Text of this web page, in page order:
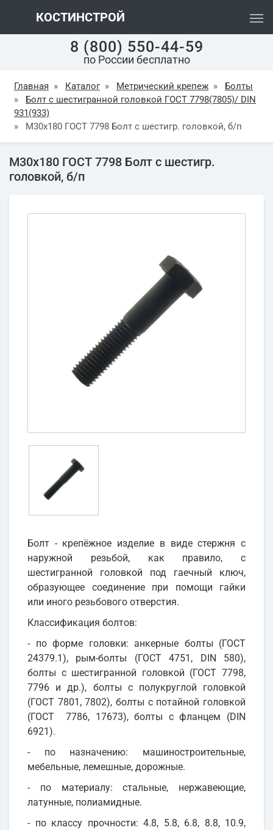
КОСТИНСТРОЙ
8 (800) 550-44-59
по России бесплатно
Главная » Каталог » Метрический крепеж »
Болты
»
Болт с шестигранной головкой ГОСТ 7798(7805)/ DIN
931(933)
»
М30х180 ГОСТ 7798 Болт с шестигр. головкой, б/п
М30х180 ГОСТ 7798 Болт с шестигр.
головкой, б/п
Болт - крепёжное изделие в виде стержня с
наружной резьбой, как правило, с
шестигранной головкой под гаечный ключ,
образующее соединение при помощи гайки
или иного резьбового отверстия.
Классификация болтов:
- по форме головки: анкерные болты (ГОСТ
24379.1), рым-болты (ГОСТ 4751, DIN 580),
болты с шестигранной головкой (ГОСТ 7798,
7796 и др.), болты с полукруглой головкой
(ГОСТ 7801, 7802), болты с потайной головкой
(ГОСТ 7786, 17673), болты с фланцем (DIN
6921).
- по назначению: машиностроительные,
мебельные, лемешные, дорожные.
- по материалу: стальные, нержавеющие,
латунные, полиамидные.
- по классу прочности: 4.8, 5.8, 6.8, 8.8, 10.9,